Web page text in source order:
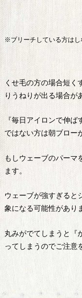
※ブリーチしている方はし
くせ毛の方の場合短く
りうねりが出る場合が
『毎日アイロンで伸
ではない方は朝ブロー
もしウェーブのパーマ
ます。
ウェーブが強すぎると
象になる可能性があり
丸みがでてしまうと『
ってしまうのでご注意